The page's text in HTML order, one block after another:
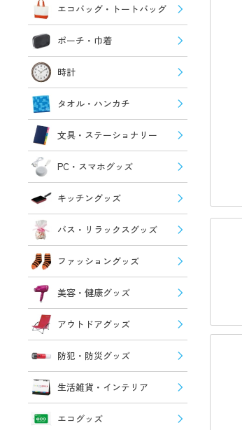
エコバッグ・トートバッグ
ポーチ・巾着
時計
タオル・ハンカチ
文具・ステーショナリー
PC・スマホグッズ
キッチングッズ
バス・リラックスグッズ
ファッショングッズ
美容・健康グッズ
アウトドアグッズ
防犯・防災グッズ
生活雑貨・インテリア
エコグッズ